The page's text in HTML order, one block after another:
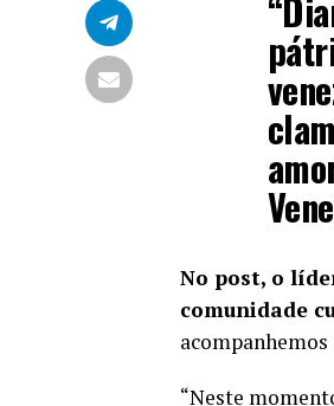
No post, o
comunidade
acompanhemos
“Neste